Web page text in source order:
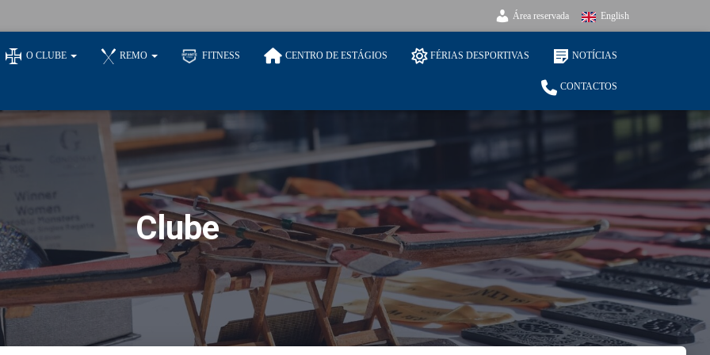
Área reservada English
O CLUBE REMO FITNESS CENTRO DE ESTÁGIOS FÉRIAS DESPORTIVAS NOTÍCIAS
CONTACTOS
Clube